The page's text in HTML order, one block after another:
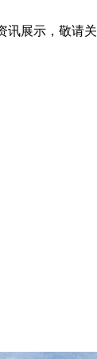
讯展示，敬请